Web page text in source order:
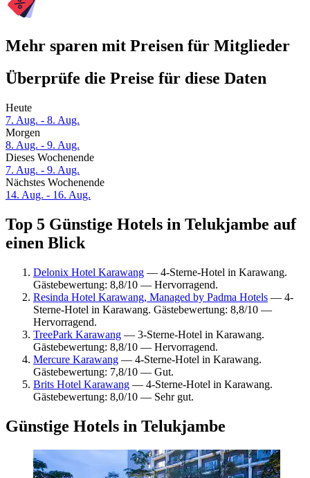
Mehr sparen mit Preisen für Mitglieder
Überprüfe die Preise für diese Daten
Heute
7. Aug. - 8. Aug.
Morgen
8. Aug. - 9. Aug.
Dieses Wochenende
7. Aug. - 9. Aug.
Nächstes Wochenende
14. Aug. - 16. Aug.
Top 5 Günstige Hotels in Telukjambe auf
einen Blick
Delonix Hotel Karawang — 4-Sterne-Hotel in Karawang.
Gästebewertung: 8,8/10 — Hervorragend.
Resinda Hotel Karawang, Managed by Padma Hotels — 4-
Sterne-Hotel in Karawang. Gästebewertung: 8,8/10 —
Hervorragend.
TreePark Karawang — 3-Sterne-Hotel in Karawang.
Gästebewertung: 8,8/10 — Hervorragend.
Mercure Karawang — 4-Sterne-Hotel in Karawang.
Gästebewertung: 7,8/10 — Gut.
Brits Hotel Karawang — 4-Sterne-Hotel in Karawang.
Gästebewertung: 8,0/10 — Sehr gut.
Günstige Hotels in Telukjambe